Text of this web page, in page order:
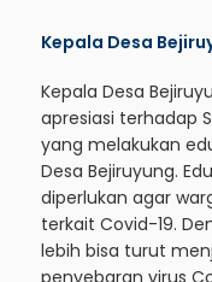
Kepala Desa
Kepala Desa
apresiasi terhadap
yang melakukan
Desa Bejiruyung.
diperlukan agar
terkait Covid-19.
lebih bisa turut